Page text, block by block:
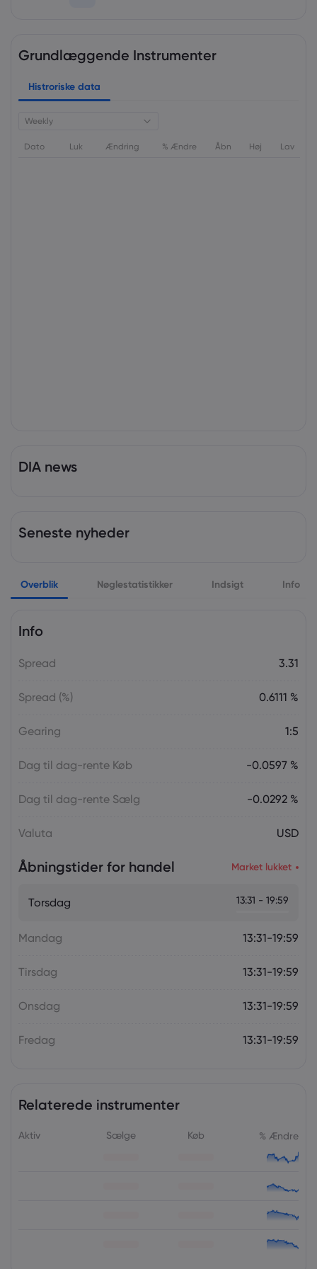
Grundlæggende Instrumenter
Histroriske data
Weekly
Dato Luk Ændring % Ændre Åbn Høj Lav
DIA news
Seneste nyheder
Overblik Nøglestatistikker Indsigt Info
Info
Spread 3.31
Spread (%) 0.6111 %
Gearing 1:5
Dag til dag-rente Køb -0.0597 %
Dag til dag-rente Sælg -0.0292 %
Valuta USD
Åbningstider for handel Market lukket
Torsdag 13:31 - 19:59
Mandag 13:31-19:59
Tirsdag 13:31-19:59
Onsdag 13:31-19:59
Fredag 13:31-19:59
Relaterede instrumenter
Aktiv Sælge Køb % Ændre